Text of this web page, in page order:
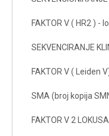
FAKTOR V ( HR2 ) -
SEKVENCIRANJE
FAKTOR V ( Leiden
SMA (broj kopija
FAKTOR V 2 LOKUSA